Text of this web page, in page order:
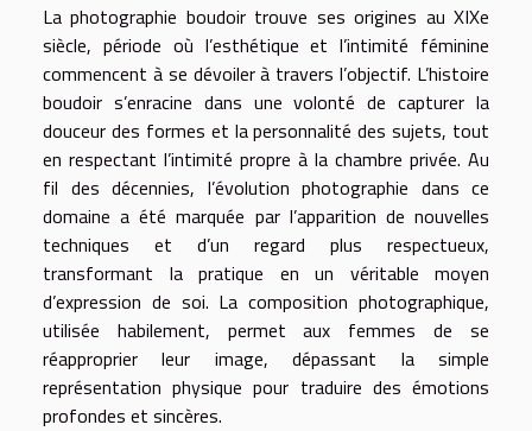
La photographie boudoir trouve ses origines au XIXe
siècle, période où l’esthétique et l’intimité féminine
commencent à se dévoiler à travers l’objectif. L’histoire
boudoir s’enracine dans une volonté de capturer la
douceur des formes et la personnalité des sujets, tout
en respectant l’intimité propre à la chambre privée. Au
fil des décennies, l’évolution photographie dans ce
domaine a été marquée par l’apparition de nouvelles
techniques et d’un regard plus respectueux,
transformant la pratique en un véritable moyen
d’expression de soi. La composition photographique,
utilisée habilement, permet aux femmes de se
réapproprier leur image, dépassant la simple
représentation physique pour traduire des émotions
profondes et sincères.